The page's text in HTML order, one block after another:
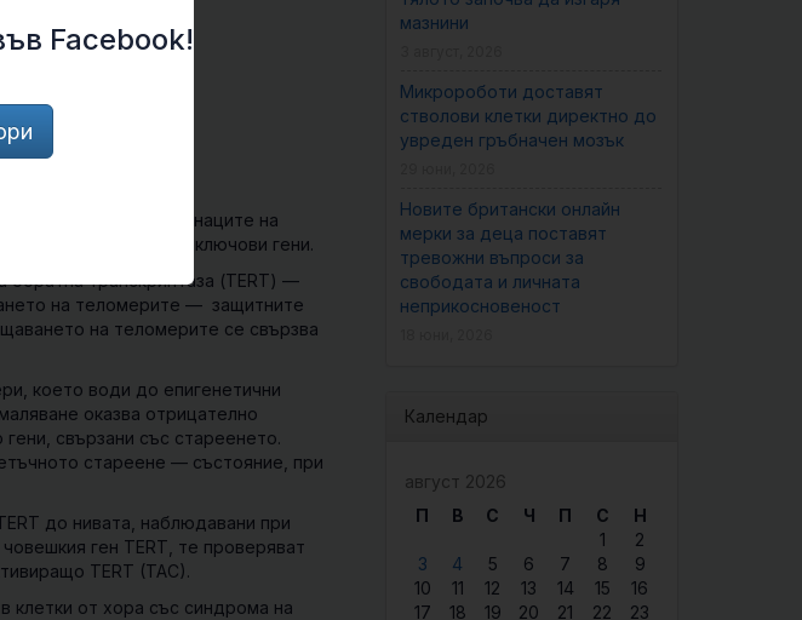
да обърне признаците на
и модулиране на ключови гени.
обратна транскриптаза (TERT) —
на теломерите — защитните
на теломерите се свързва
което води до епигенетични
оказва отрицателно
свързани със стареенето.
стареене — състояние, при
до нивата, наблюдавани при
ген TERT, те проверяват
TERT (TAC).
в клетки от хора със синдрома на
мазнини
Микророботи доставят
стволови клетки директно до
увреден гръбначен мозък
Новите британски онлайн
мерки за деца поставят
тревожни въпроси за
свободата и личната
неприкосновеност
Календар
август 2026
П
В С Ч П С
Н
1
2
3
4 5 6 7 8
9
10
11 12 13 14 15
16
17
18 19 20 21 22
23
Facebook!